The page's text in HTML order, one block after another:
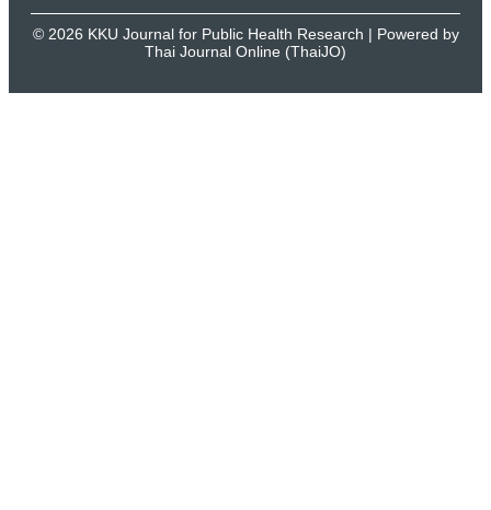
© 2026 KKU Journal for Public Health Research | Powered by
Thai Journal Online (ThaiJO)